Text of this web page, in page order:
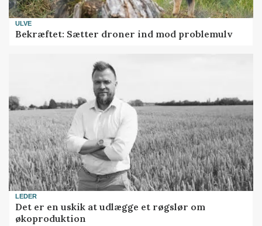
ULVE
Bekræftet: Sætter droner ind mod problemulv
LEDER
Det er en uskik at udlægge et røgslør om
økoproduktion